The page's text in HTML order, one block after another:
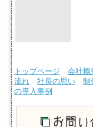
トップページ 会社概
流れ
社長の思い 制
の導入事例